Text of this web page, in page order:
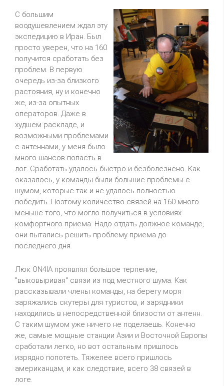
С большим
воодушевлением ждал эту
экспедицию в Иран. Был
просто уверен, что на 160
получится сработать без
проблем. В первую
очередь из-за близкого
растояния, ну и конечно
же, из-за опытных
операторов. Даже в
худшем раскладе, и
возможными проблемами
с антеннами, у меня было
много шансов попасть в
лог. Сработать удалось быстро и безболезнено. Как
оказалось, у команды были большие проблемы с
шумом, которые так и не удалось полностью
победить. Поэтому количество связей на 160 много
меньше того, что могло получиться в условиях
комфортного приема. Надо отдать должное команде,
они пытались решить проблему приема до
последнего дня.
Люк ON4IA проявлял большое терпение,
"выковыривая" связи из под местного шума. Как
рассказывали члены команды, на берегу моря
заряжались скутеры для туристов, и зарядники
находились в непосредственной близости от антенн.
С таким шумом уже ничего не поделаешь. Конечно
же, самые мощные станции Азии и Восточной Европы
сработали легко, но вот остальным пришлось
изрядно попотеть. Тяжелее всего пришлось
американцам, и как следствие, всего 38 связей в
логе.